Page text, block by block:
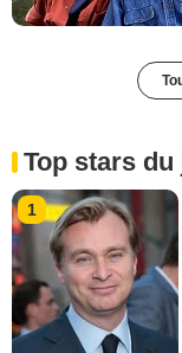
Top stars
1